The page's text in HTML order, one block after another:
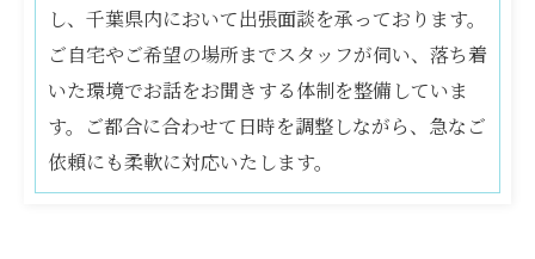
し、千葉県内において出張面談を承っております。
ご自宅やご希望の場所までスタッフが伺い、落ち着
いた環境でお話をお聞きする体制を整備していま
す。ご都合に合わせて日時を調整しながら、急なご
依頼にも柔軟に対応いたします。